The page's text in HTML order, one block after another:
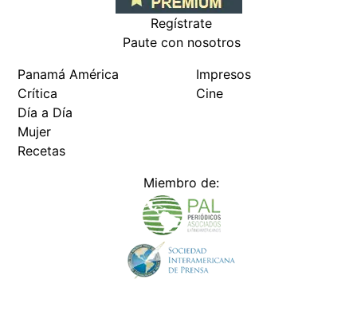
Regístrate
Paute con nosotros
Panamá América
Crítica
Día a Día
Mujer
Recetas
Impresos
Cine
Miembro de: